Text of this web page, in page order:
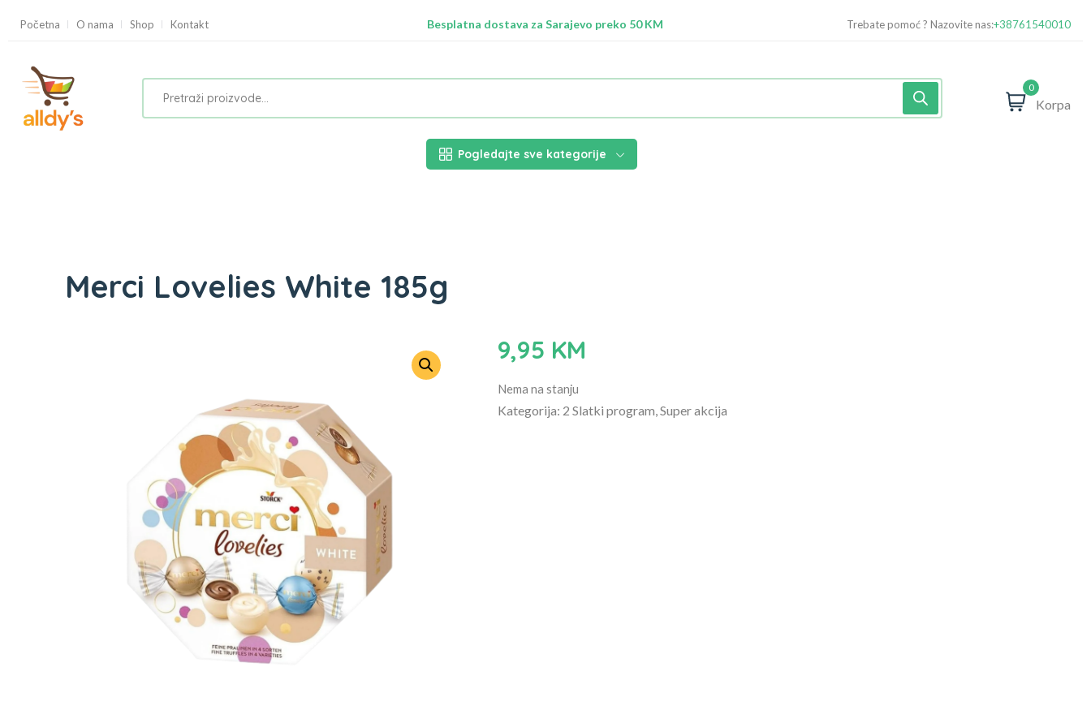
Početna O nama Shop Kontakt
Besplatna dostava za Sarajevo preko 50 KM
Trebate pomoć ? Nazovite nas:+38761540010
0
Korpa
Pogledajte sve kategorije
Merci Lovelies White 185g
9,95 KM
Nema na stanju
Kategorija: 2 Slatki program, Super akcija